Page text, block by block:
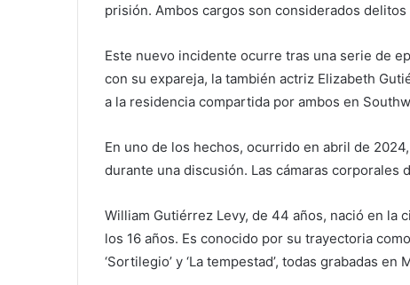
prisión. Ambos cargos son considerados delitos
Este nuevo incidente ocurre tras una serie de
con su expareja, la también actriz Elizabeth
a la residencia compartida por ambos en
En uno de los hechos, ocurrido en abril de
durante una discusión. Las cámaras
William Gutiérrez Levy, de 44 años, nació en la
los 16 años. Es conocido por su trayectoria
‘Sortilegio’ y ‘La tempestad’, todas grabadas en